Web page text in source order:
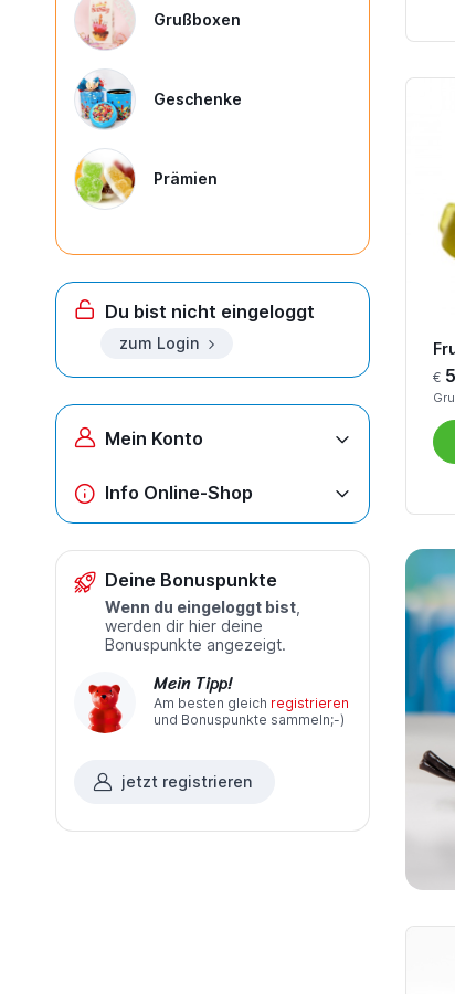
Grußboxen
Geschenke
Prämien
Du bist nicht eingeloggt
zum Login
Mein Konto
Info Online-Shop
Deine Bonuspunkte
Wenn du eingeloggt bist,
werden dir hier deine
Bonuspunkte angezeigt.
Mein Tipp!
Am besten gleich registrieren
und Bonuspunkte sammeln;-)
jetzt registrieren
€